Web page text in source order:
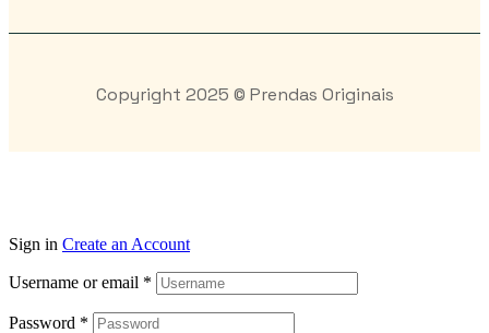
Copyright 2025 © Prendas Originais
Sign in Create an Account
Username or email *
Password *